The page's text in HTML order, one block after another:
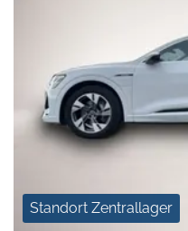
Standort Zentrallager